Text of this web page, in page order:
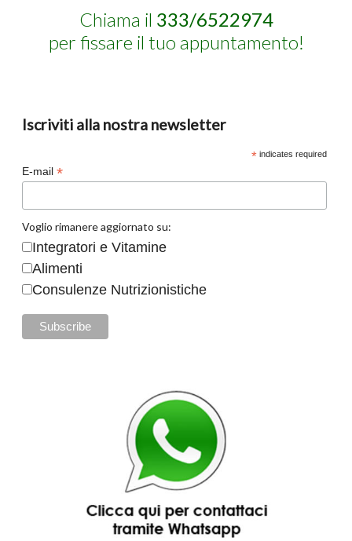
Chiama il 333/6522974
per fissare il tuo appuntamento!
Iscriviti alla nostra newsletter
* indicates required
E-mail *
Voglio rimanere aggiornato su:
Integratori e Vitamine
Alimenti
Consulenze Nutrizionistiche